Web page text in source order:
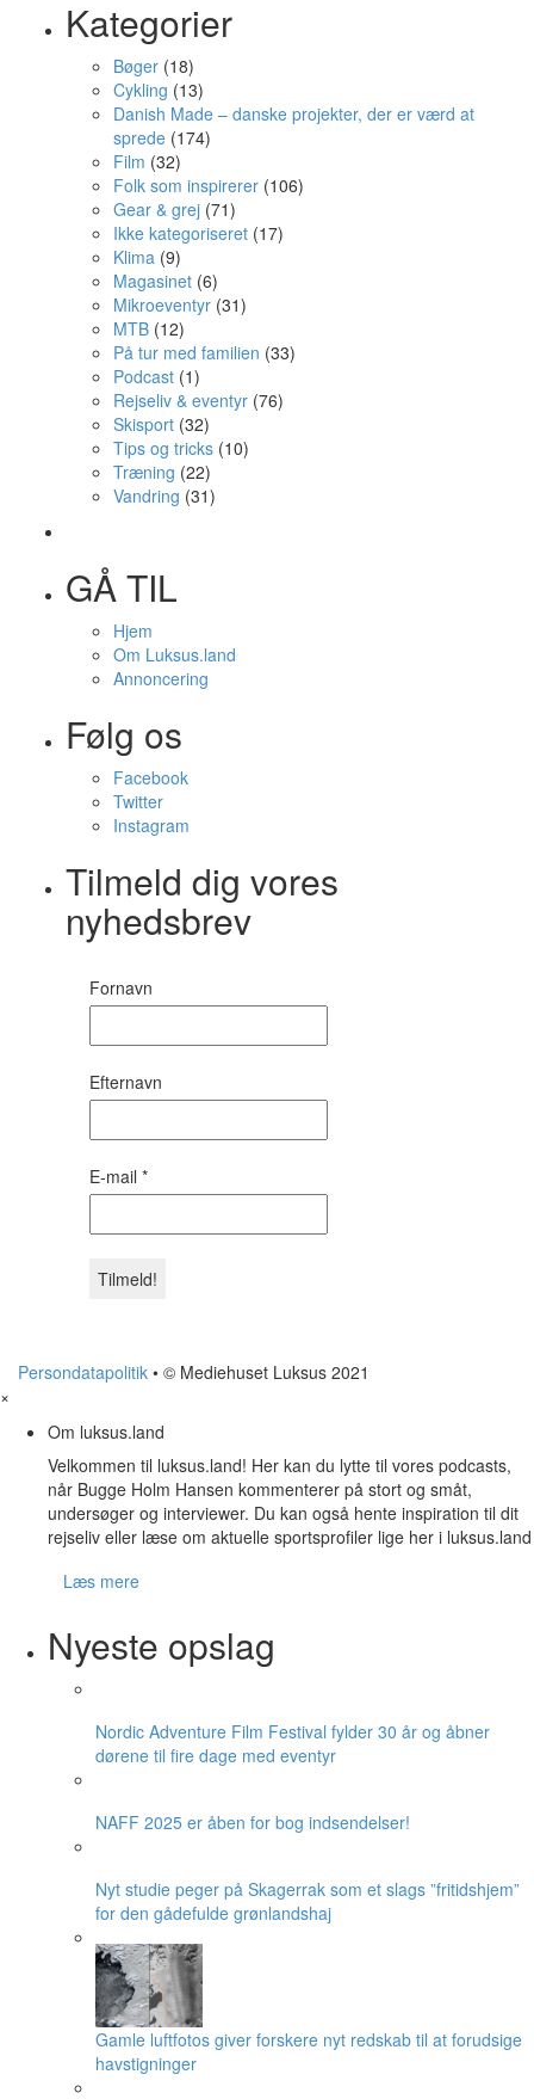
Kategorier
Bøger (18)
Cykling (13)
Danish Made – danske projekter, der er værd at
sprede (174)
Film (32)
Folk som inspirerer (106)
Gear & grej (71)
Ikke kategoriseret (17)
Klima (9)
Magasinet (6)
Mikroeventyr (31)
MTB (12)
På tur med familien (33)
Podcast (1)
Rejseliv & eventyr (76)
Skisport (32)
Tips og tricks (10)
Træning (22)
Vandring (31)
GÅ TIL
Hjem
Om Luksus.land
Annoncering
Følg os
Facebook
Twitter
Instagram
Tilmeld dig vores
nyhedsbrev
Fornavn
Efternavn
E-mail *
Persondatapolitik • © Mediehuset Luksus 2021
×
Om luksus.land
Velkommen til luksus.land! Her kan du lytte til vores podcasts,
når Bugge Holm Hansen kommenterer på stort og småt,
undersøger og interviewer. Du kan også hente inspiration til dit
rejseliv eller læse om aktuelle sportsprofiler lige her i luksus.land
Læs mere
Nyeste opslag
Nordic Adventure Film Festival fylder 30 år og åbner
dørene til fire dage med eventyr
NAFF 2025 er åben for bog indsendelser!
Nyt studie peger på Skagerrak som et slags ”fritidshjem”
for den gådefulde grønlandshaj
Gamle luftfotos giver forskere nyt redskab til at forudsige
havstigninger